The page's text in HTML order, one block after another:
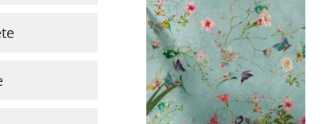
Farbinformationen
RaumgestaltungsideenLänge
Preis